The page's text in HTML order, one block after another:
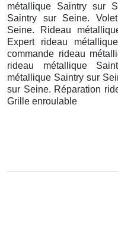
métallique Saintry sur
Saintry sur Seine.
Seine. Rideau
Expert rideau
commande rideau
rideau métallique
métallique Saintry sur
sur Seine. Réparation
Grille enroulable